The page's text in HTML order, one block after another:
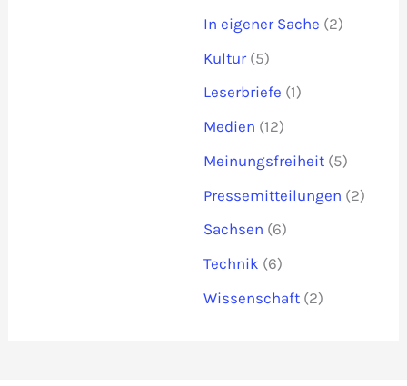
In eigener Sache (2)
Kultur (5)
Leserbriefe (1)
Medien (12)
Meinungsfreiheit (5)
Pressemitteilungen (2)
Sachsen (6)
Technik (6)
Wissenschaft (2)